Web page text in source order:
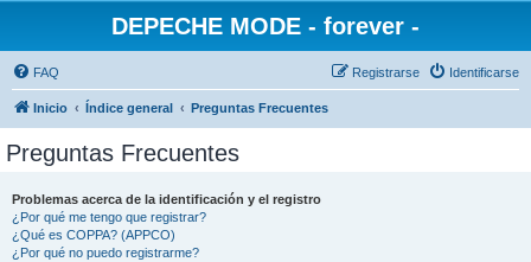
DEPECHE MODE - forever -
FAQ Identificarse
Registrarse
Inicio Índice general Preguntas Frecuentes
Preguntas Frecuentes
Problemas acerca de la identificación y el registro
¿Por qué me tengo que registrar?
¿Qué es COPPA? (APPCO)
¿Por qué no puedo registrarme?